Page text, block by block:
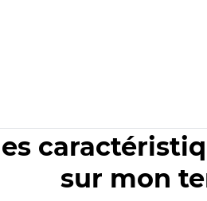
sur mon